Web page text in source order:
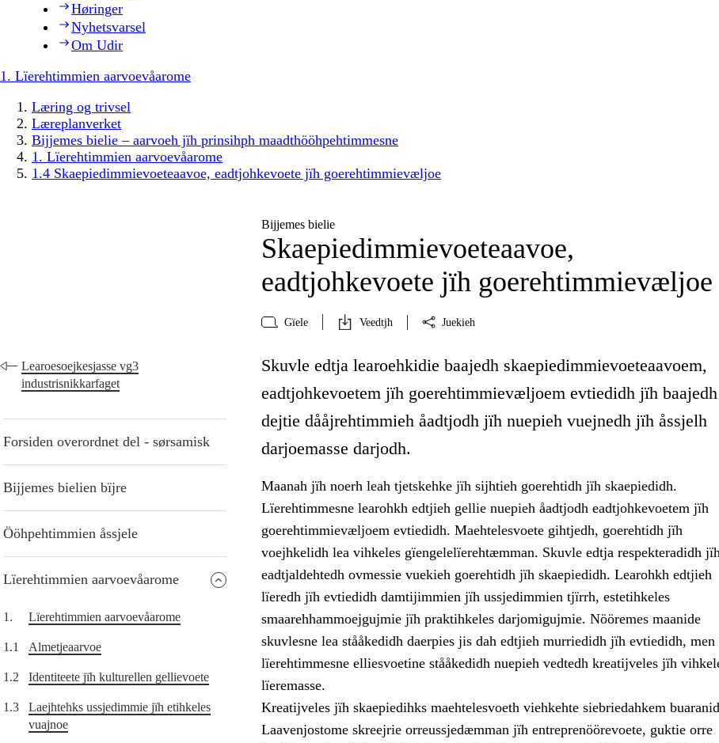
Høringer
Nyhetsvarsel
Om Udir
1. Lïerehtimmien aarvoevåarome
Læring og trivsel
Læreplanverket
Bijjemes bielie – aarvoeh jïh prinsihph maadthööhpehtimmesne
1. Lïerehtimmien aarvoevåarome
1.4 Skaepiedimmievoeteaavoe, eadtjohkevoete jïh goerehtimmievæljoe
Bijjemes bielie
Skaepiedimmievoeteaavoe,
eadtjohkevoete jïh goerehtimmievæljoe
Gïele Veedtjh Juekieh
Learoesoejkesjasse vg3
industrisnikkarfaget
Forsiden overordnet del - sørsamisk
Bijjemes bielien bïjre
Ööhpehtimmien åssjele
Lïerehtimmien aarvoevåarome
1. Lïerehtimmien aarvoevåarome
1.1 Almetjeaarvoe
1.2 Identiteete jïh kulturellen gellievoete
1.3
Laejhtehks ussjedimmie jïh etihkeles
vuajnoe
Skuvle edtja learoehkidie baajedh skaepiedimmievoeteaavoem,
eadtjohkevoetem jïh goerehtimmievæljoem evtiedidh jïh baajedh
dejtie dååjrehtimmieh åadtjodh jïh nuepieh vuejnedh jïh åssjelh
darjoemasse darjodh.
Maanah jïh noerh leah tjetskehke jïh sijhtieh goerehtidh jïh skaepiedidh.
Lïerehtimmesne learohkh edtjieh gellie nuepieh åadtjodh eadtjohkevoetem jïh
goerehtimmievæljoem evtiedidh. Maehtelesvoete gihtjedh, goerehtidh jïh
voejhkelidh lea vihkeles gïengelelïerehtæmman. Skuvle edtja respekteradidh
eadtjaldehtedh ovmessie vuekieh goerehtidh jïh skaepiedidh. Learohkh edtjieh
lïeredh jïh evtiedidh damtijimmien jïh ussjedimmien tjïrrh, estetihkeles
smaarehhammoejgujmie jïh praktihkeles darjomigujmie. Nööremes maanide
skuvlesne lea stååkedidh daerpies jis dah edtjieh murriedidh jïh evtiedidh, men
lïerehtimmesne elliesvoetine stååkedidh nuepieh vedtedh kreatijveles jïh
lïeremasse.
Kreatijveles jïh skaepiedihks maehtelesvoeth viehkehte siebriedahkem
Laavenjostome skreejrie orreussjedæmman jïh entreprenöörevoete, guktie orre